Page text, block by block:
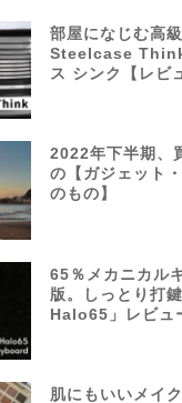
部屋になじむ高
Steelcase
ス シンク【レビ
2022年下半期、
の【ガジェット
のもの】
65％メカニカル
版。しっとり打
Halo65」レビュ
肌にもいいメイ